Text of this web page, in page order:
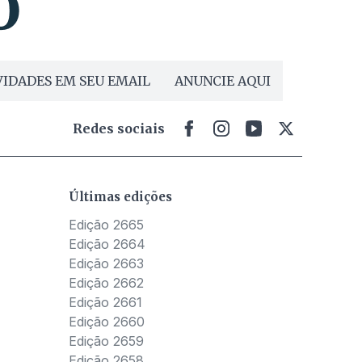
EM SEU EMAIL ANUNCIE AQUI
Redes sociais
Últimas edições
Edição 2665
Edição 2664
Edição 2663
Edição 2662
Edição 2661
Edição 2660
Edição 2659